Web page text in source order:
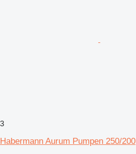
3
Habermann Aurum Pumpen 250/200